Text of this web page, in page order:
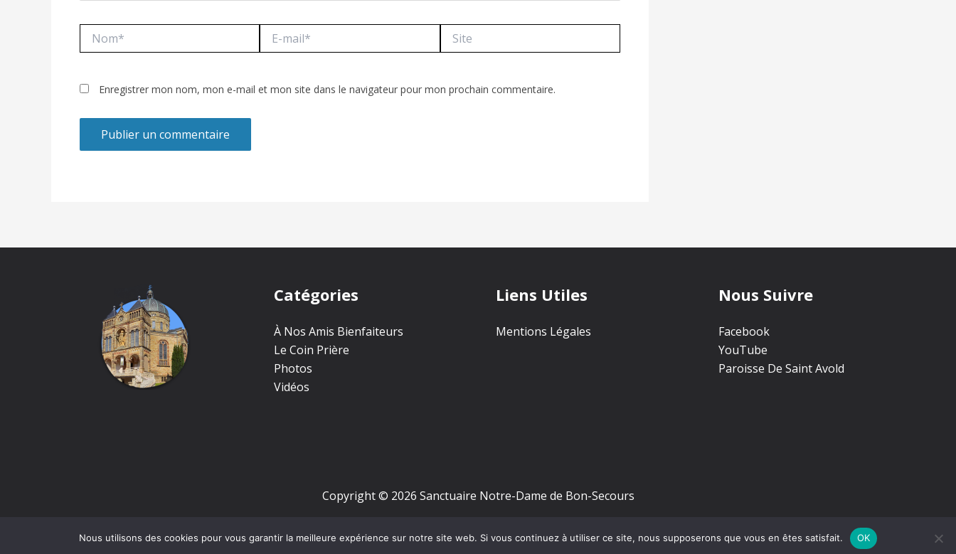
mail*
Enregistrer mon nom, mon e-mail et mon site dans le navigateur pour mon prochain commentaire.
Catégories
À Nos Amis Bienfaiteurs
Le Coin Prière
Photos
Vidéos
Liens Utiles
Mentions Légales
Nous Suivre
Facebook
YouTube
Paroisse De Saint Avold
Copyright © 2026 Sanctuaire Notre-Dame de Bon-Secours
Nous utilisons des cookies pour vous garantir la meilleure expérience sur notre site web. Si vous continuez à utiliser ce site, nous supposerons que vous en êtes satisfait. OK